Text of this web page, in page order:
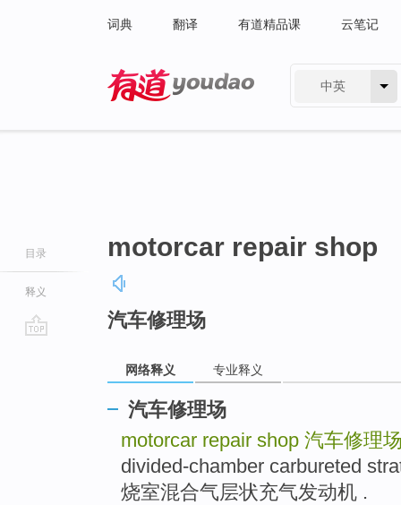
词典 翻译 有道精品课 云笔记
中英
目录
释义
motorcar repair shop
汽车修理场
网络释义 专业释义
汽车修理场
motorcar repair shop 汽车修理
divided-chamber carbureted
烧室混合气层状充气发动机 .